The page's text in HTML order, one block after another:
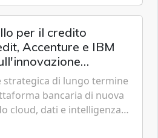
per il credito
Accenture e IBM
strategica di lungo termine
bancaria di nuova
cloud, dati e intelligenza